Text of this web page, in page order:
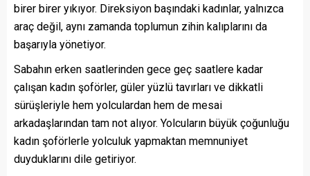
birer birer yıkıyor. Direksiyon başındaki kadınlar, yalnızca
araç değil, aynı zamanda toplumun zihin kalıplarını da
başarıyla yönetiyor.
Sabahın erken saatlerinden gece geç saatlere kadar
çalışan kadın şoförler, güler yüzlü tavırları ve dikkatli
sürüşleriyle hem yolculardan hem de mesai
arkadaşlarından tam not alıyor. Yolcuların büyük çoğunluğu
kadın şoförlerle yolculuk yapmaktan memnuniyet
duyduklarını dile getiriyor.